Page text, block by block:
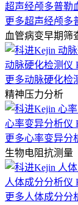
超声经颅多普勒
更多超声经颅多
血管病变早期筛
动脉硬化检测仪
更多动脉硬化检
精神压力分析
心率变异分析仪
更多心率变异分
生物电阻抗测量
人体成分分析仪
更多人体成分分